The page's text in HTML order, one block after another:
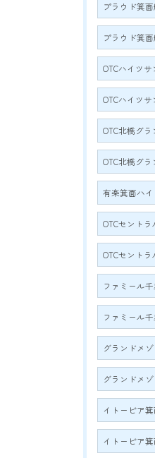
プラウド箕
プラウド箕
OTCハイツ
OTCハイツ
OTC北橋グ
OTC北橋グ
有楽箕面ハイ
OTCセントラ
OTCセント
ファミール
ファミール
グランドメ
グランドメ
イトーピア
イトーピア